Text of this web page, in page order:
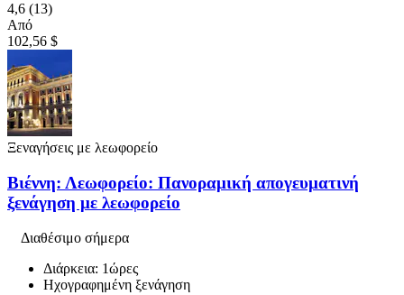
4,6 (13)
Από
102,56 $
Ξεναγήσεις με λεωφορείο
Βιέννη: Λεωφορείο: Πανοραμική απογευματινή
ξενάγηση με λεωφορείο
Διαθέσιμο σήμερα
Διάρκεια: 1ώρες
Ηχογραφημένη ξενάγηση